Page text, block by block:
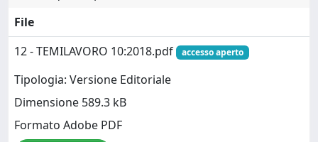
File
12 - TEMILAVORO 10:2018.pdf
accesso aperto
Tipologia: Versione Editoriale
Dimensione 589.3 kB
Formato Adobe PDF